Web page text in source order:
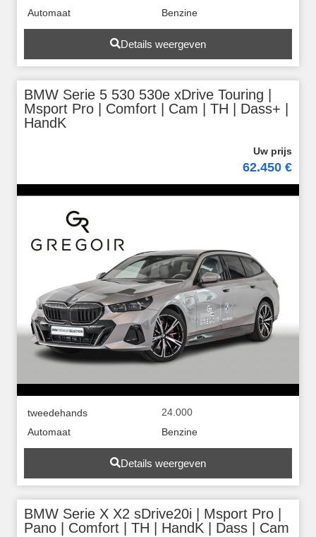
Automaat
Benzine
Details weergeven
BMW Serie 5 530 530e xDrive Touring |
Msport Pro | Comfort | Cam | TH | Dass+ |
HandK
62.450 €
tweedehands
24.000
Automaat
Benzine
Details weergeven
BMW Serie X X2 sDrive20i | Msport Pro |
Pano | Comfort | TH | HandK | Dass | Cam